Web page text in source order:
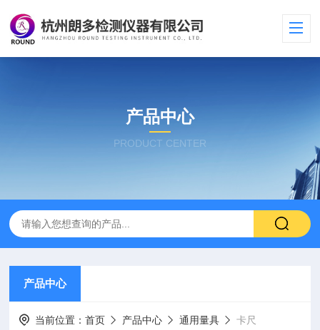
产品中心
PRODUCT CENTER
产品中心
当前位置：首页 产品中心 通用量具 卡尺